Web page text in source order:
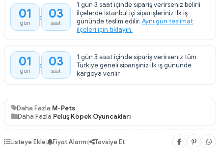
01
gün
03
saat
1 gün 3 saat içinde sipariş verirseniz belirli
ilçelerde İstanbul içi siparişleriniz ilk iş
gününde teslim edilir. Aynı gün teslimat
ilçeleri için tıklayın.
01
gün
03
saat
1 gün 3 saat içinde sipariş verirseniz tüm
Türkiye geneli siparişiniz ilk iş gününde
kargoya verilir.
Daha Fazla M-Pets
Daha Fazla Peluş Köpek Oyuncakları
Listeye Ekle| Fiyat Alarmı| Tavsiye Et